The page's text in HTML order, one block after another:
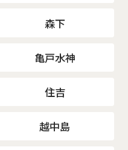
森下
亀戸水神
住吉
越中島